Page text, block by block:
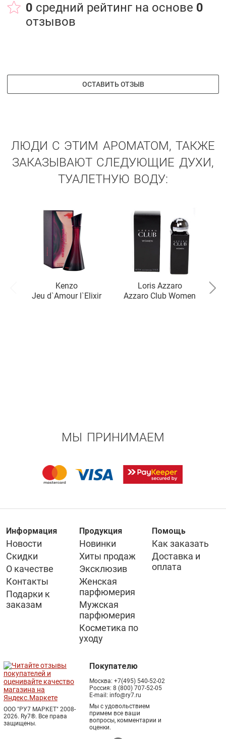
0 средний рейтинг на основе 0
отзывов
ОСТАВИТЬ ОТЗЫВ
ЛЮДИ С ЭТИМ АРОМАТОМ, ТАКЖЕ
ЗАКАЗЫВАЮТ СЛЕДУЮЩИЕ ДУХИ,
ТУАЛЕТНУЮ ВОДУ:
Kenzo
Jeu d`Amour l`Elixir
Loris Azzaro
Azzaro Club Women
МЫ ПРИНИМАЕМ
Информация
Новости
Скидки
О качестве
Контакты
Подарки к
заказам
Продукция
Новинки
Хиты продаж
Эксклюзив
Женская
парфюмерия
Мужская
парфюмерия
Косметика по
уходу
Помощь
Как заказать
Доставка и
оплата
ООО "РУ7 МАРКЕТ" 2008-
2026. Ry7®. Все права
защищены.
Покупателю
Москва: +7(495) 540-52-02
Россия: 8 (800) 707-52-05
E-mail: info@ry7.ru
Мы с удовольствием
примем все ваши
вопросы, комментарии и
оценки.